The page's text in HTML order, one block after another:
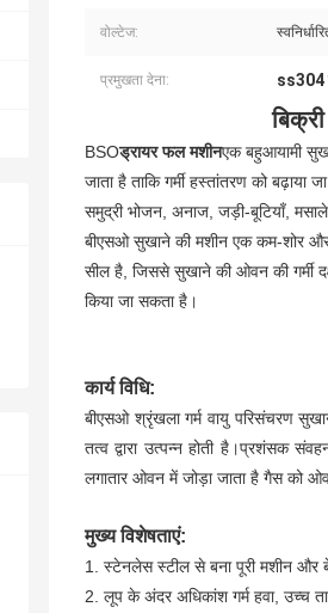
वोल्टेज:
प्रमुखता देना: ss304
BSOड्रायर फल मशीनएक बहुआयामी
जाता है ताकि गर्मी हस्तांतरण को
समुद्री भोजन, अनाज, जड़ी-बूटियाँ,
बीएसओ सुखाने की मशीन एक कम-शोर और
सील है, जिससे सुखाने की ओवन की गर्मी
किया जा सकता है।
कार्य विधि:
बीएसओ श्रृंखला गर्म वायु परिसंचरण
तत्व द्वारा उत्पन्न होती है।प्रशंसक
लगातार ओवन में जोड़ा जाता है गैस को
मुख्य विशेषताएं:
1. स्टेनलेस स्टील से बना पूरी मशीन और
2. लूप के अंदर अधिकांश गर्म हवा, उच्च